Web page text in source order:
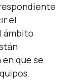
el
ámbito
que se